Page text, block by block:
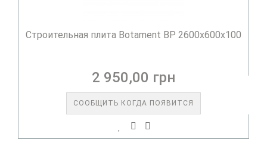
Строительная плита Botament BP 2600x600x100
2 950,00 грн
СООБЩИТЬ КОГДА ПОЯВИТСЯ